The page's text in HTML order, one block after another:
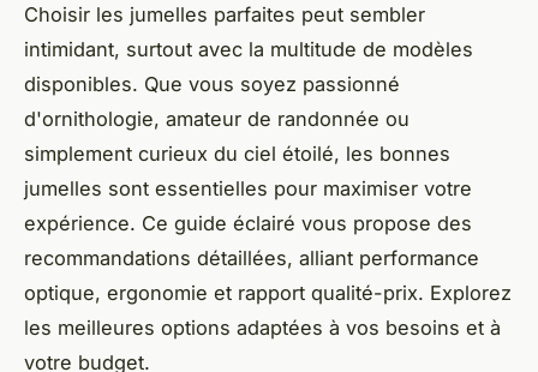
Choisir les jumelles parfaites peut sembler
intimidant, surtout avec la multitude de modèles
disponibles. Que vous soyez passionné
d'ornithologie, amateur de randonnée ou
simplement curieux du ciel étoilé, les bonnes
jumelles sont essentielles pour maximiser votre
expérience. Ce guide éclairé vous propose des
recommandations détaillées, alliant performance
optique, ergonomie et rapport qualité-prix. Explorez
les meilleures options adaptées à vos besoins et à
votre budget.